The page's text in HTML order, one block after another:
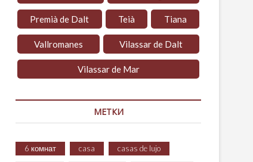
Premià de Dalt Teià Tiana
Vallromanes Vilassar de Dalt
Vilassar de Mar
МЕТКИ
6 комнат casa casas de lujo